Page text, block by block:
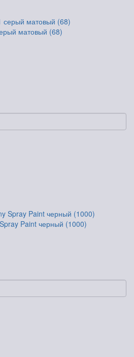
матовый (68)
Paint черный (1000)